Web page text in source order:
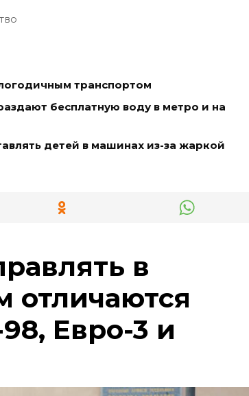
транспортом
бесплатную воду в метро и на
детей в машинах из-за жаркой
в
отличаются
Евро-3 и